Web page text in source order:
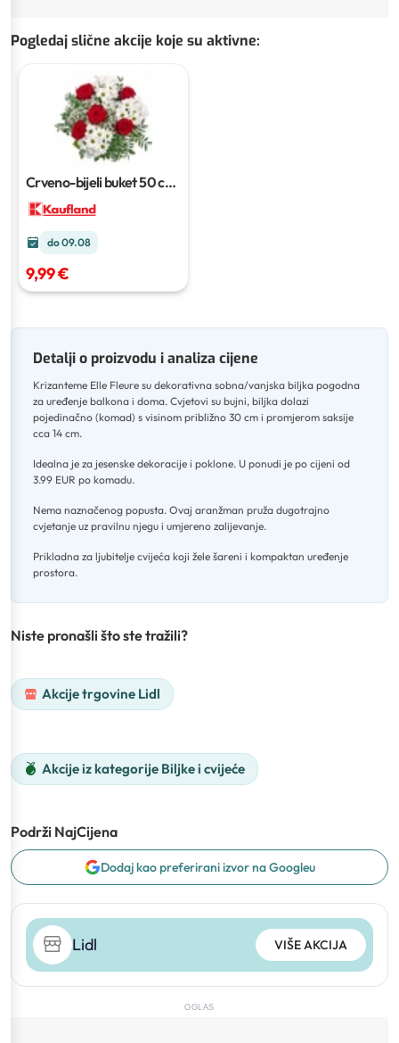
Pogledaj slične akcije koje su aktivne:
Crveno-bijeli buket50 cm,
do 09.08
9,99 €
Detalji o proizvodu i analiza cijene
Krizanteme Elle Fleure su dekorativna sobna/vanjska biljka pogodna
za uređenje balkona i doma. Cvjetovi su bujni, biljka dolazi
pojedinačno (komad) s visinom približno 30 cm i promjerom saksije
cca 14 cm.
Idealna je za jesenske dekoracije i poklone. U ponudi je po cijeni od
3.99 EUR po komadu.
Nema naznačenog popusta. Ovaj aranžman pruža dugotrajno
cvjetanje uz pravilnu njegu i umjereno zalijevanje.
Prikladna za ljubitelje cvijeća koji žele šareni i kompaktan uređenje
prostora.
Niste pronašli što ste tražili?
Akcije trgovine Lidl
Akcije iz kategorije Biljke i cvijeće
Podrži NajCijena
Dodaj kao preferirani izvor na Googleu
Lidl VIŠE AKCIJA
OGLAS